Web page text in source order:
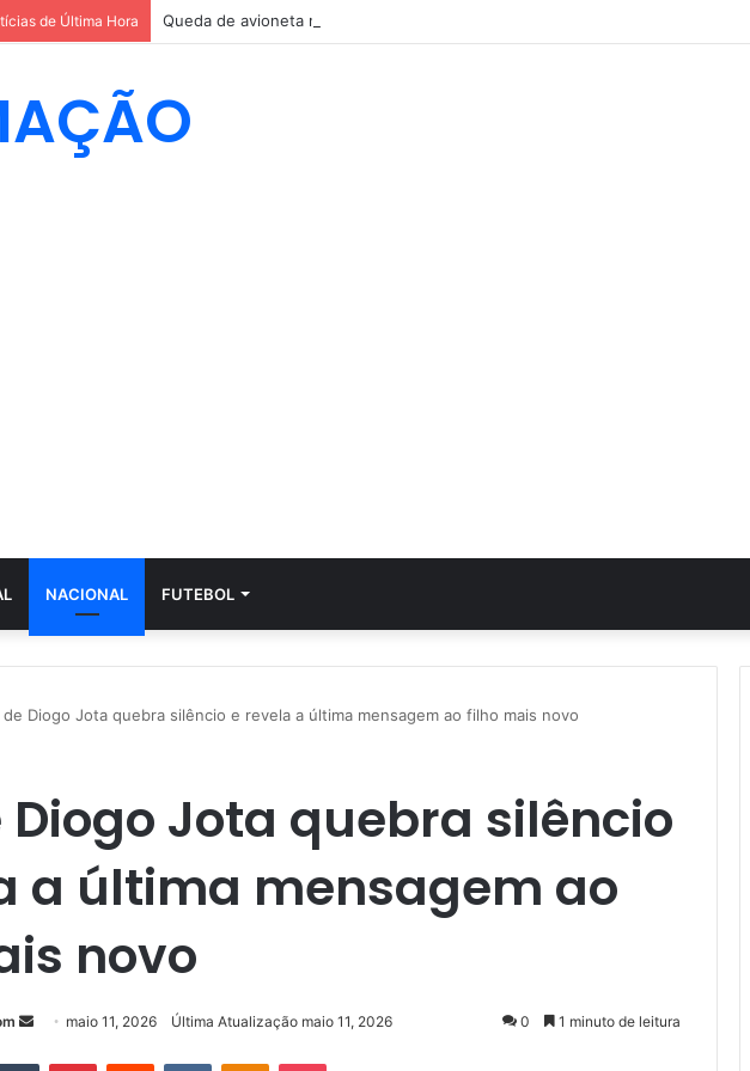
de Última Hora Queda de avioneta no aeródromo de Portimão causa um morto
NACIONAL FUTEBOL
de Diogo Jota quebra silêncio e revela a última mensagem ao filho mais novo
Diogo Jota quebra silêncio
a última mensagem ao
novo
Mandemaio 11, 2026 Última Atualização maio 11, 2026 0 1 minuto de leitura
Tumblr PinterestReddit VK OK Pocket